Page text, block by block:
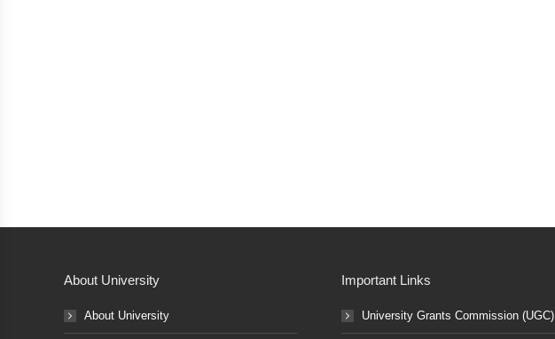
About University
About University
Important Links
University Grants Commission (UGC)